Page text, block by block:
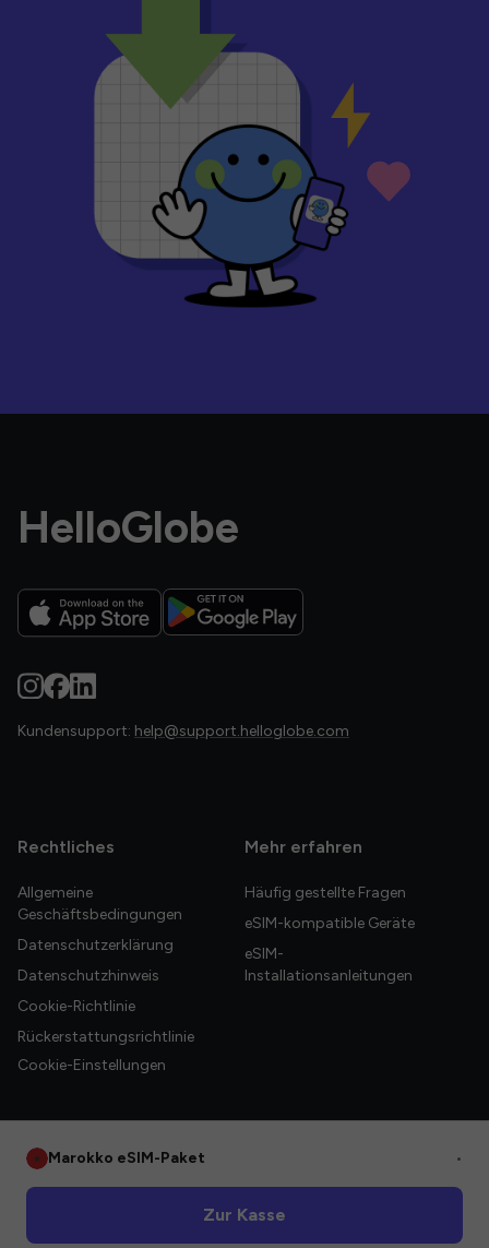
HelloGlobe
Kundensupport: help@support.helloglobe.com
Rechtliches
Allgemeine
Geschäftsbedingungen
Datenschutzerklärung
Datenschutzhinweis
Cookie-Richtlinie
Rückerstattungsrichtlinie
Cookie-Einstellungen
Mehr erfahren
Häufig gestellte Fragen
eSIM-kompatible Geräte
eSIM-
Installationsanleitungen
Marokko eSIM-Paket •
Zur Kasse